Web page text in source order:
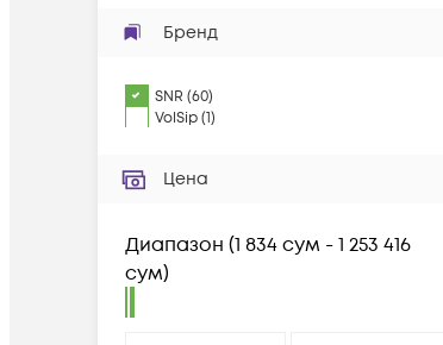
Бренд
SNR (60)
VolSip(1)
Цена
Диапазон (1 834 сум - 1 253 416
сум)